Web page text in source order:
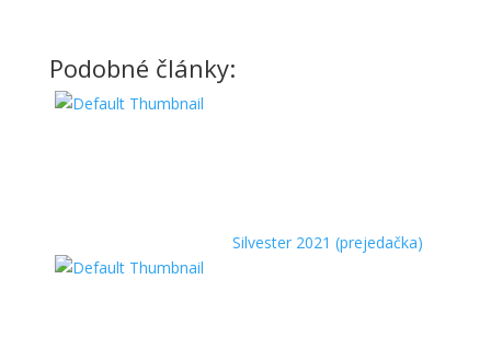
Podobné články:
Silvester 2021 (prejedačka)